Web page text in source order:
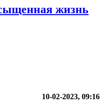
жизнь
10-02-2023, 09:16